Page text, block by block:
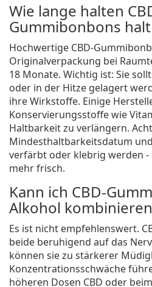
Wie lange halten
Gummibonbons
Hochwertige CBD-
Originalverpackung bei
18 Monate. Wichtig ist: Sie
oder in der Hitze gelagert
ihre Wirkstoffe. Einige
Konservierungsstoffe wie
Haltbarkeit zu verlängern.
Mindesthaltbarkeitsdatum
verfärbt oder klebrig werden -
mehr frisch.
Kann ich CBD-
Alkohol
Es ist nicht empfehlenswert.
beide beruhigend auf das
können sie zu stärkerer
Konzentrationsschwäche
höheren Dosen CBD oder